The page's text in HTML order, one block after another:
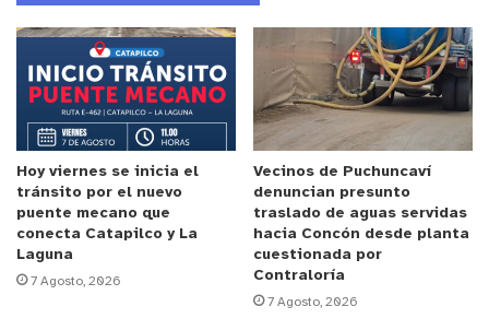
Así lo ratificó el Director del Hospital Biprovincial,
Haroldo Faúndez Romero, quien destacó que la
incorporación y apoyo de estos modernos sistemas
informáticos aportan a la labor clínica del recinto
y a la seguridad de sus usuarios y usuarias. “
Uno de
los aprendizajes que se generó en la pandemia es
el uso de las tecnologías de la información en
apoyo a nuestros pacientes. En ese contexto, el
Hospital, en su Unidad de Anatomía Patológica,
instala esta plataforma que permite a nuestros
Hoy viernes se inicia el
tránsito por el nuevo
puente mecano que
conecta Catapilco y La
Laguna
7 Agosto, 2026
Vecinos de Puchuncaví
denuncian presunto
traslado de aguas servidas
hacia Concón desde planta
cuestionada por
Contraloría
7 Agosto, 2026